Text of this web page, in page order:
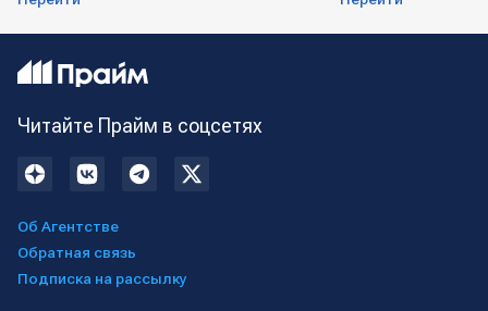
Читайте Прайм в соцсетях
Об Агентстве
Обратная связь
Подписка на рассылку